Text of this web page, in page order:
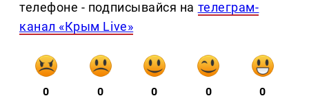
телефоне - подписывайся на телеграм-
канал «Крым Live»
0 0 0 0 0